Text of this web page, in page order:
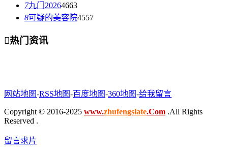
7九门20264663
8可疑的美容院4557
热门资讯
网站地图-RSS地图-百度地图-360地图-给我留言
Copyright © 2016-2025 www.zhufengslate.Com .All Rights
Reserved .
留言求片